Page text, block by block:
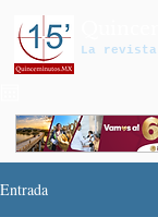
La
Entrada